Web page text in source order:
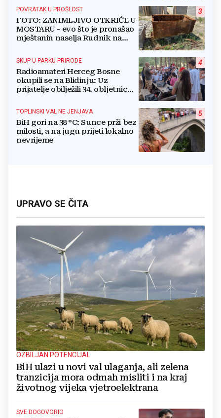
3
POVRATAK U PROŠLOST
FOTO: ZANIMLJIVO OTKRIĆE U
MOSTARU - evo što je pronašao
mještanin naselja Rudnik na
4
SKUP U PARKU PRIRODE
Radioamateri Herceg Bosne
okupili se na Blidinju: Uz
prijatelje obilježili 34. obljetnicu
5
TOPLINSKI VAL NE JENJAVA
BiH gori na 38 °C: Sunce prži bez
milosti, a na jugu prijeti lokalno
nevrijeme
UPRAVO SE ČITA
OZBILJAN POTENCIJAL
BiH ulazi u novi val ulaganja, ali zelena
tranzicija mora odmah misliti i na kraj
životnog vijeka vjetroelektrana
SVE DOGOVORIO